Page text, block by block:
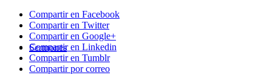
Sermones
Compartir en Facebook
Compartir en Twitter
Compartir en Google+
Compartir en Linkedin
Compartir en Tumblr
Compartir por correo